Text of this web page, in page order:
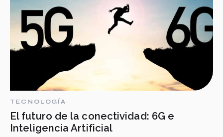
TECNOLOGÍA
El futuro de la conectividad: 6G e
Inteligencia Artificial